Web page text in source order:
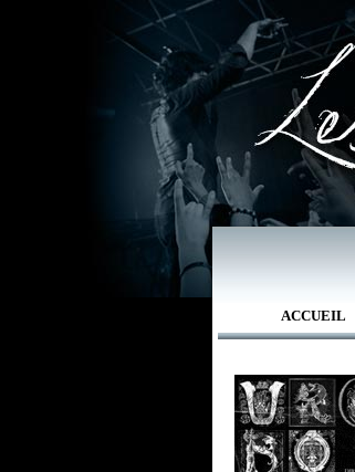
ACCUEIL